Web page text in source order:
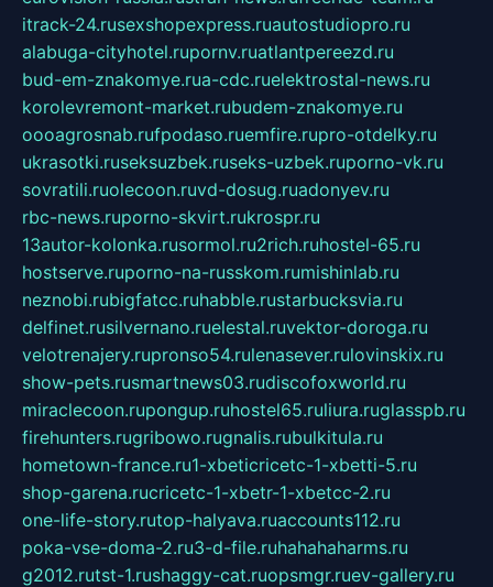
itrack-24.rusexshopexpress.ruautostudiopro.ru
alabuga-cityhotel.rupornv.ruatlantpereezd.ru
bud-em-znakomye.rua-cdc.ruelektrostal-news.ru
korolevremont-market.rubudem-znakomye.ru
oooagrosnab.rufpodaso.ruemfire.rupro-otdelky.ru
ukrasotki.ruseksuzbek.ruseks-uzbek.ruporno-vk.ru
sovratili.ruolecoon.ruvd-dosug.ruadonyev.ru
rbc-news.ruporno-skvirt.rukrospr.ru
13autor-kolonka.rusormol.ru2rich.ruhostel-65.ru
hostserve.ruporno-na-russkom.rumishinlab.ru
neznobi.rubigfatcc.ruhabble.rustarbucksvia.ru
delfinet.rusilvernano.ruelestal.ruvektor-doroga.ru
velotrenajery.rupronso54.rulenasever.rulovinskix.ru
show-pets.rusmartnews03.rudiscofoxworld.ru
miraclecoon.rupongup.ruhostel65.ruliura.ruglasspb.ru
firehunters.rugribowo.rugnalis.rubulkitula.ru
hometown-france.ru1-xbeticricetc-1-xbetti-5.ru
shop-garena.rucricetc-1-xbetr-1-xbetcc-2.ru
one-life-story.rutop-halyava.ruaccounts112.ru
poka-vse-doma-2.ru3-d-file.ruhahahaharms.ru
g2012.rutst-1.rushaggy-cat.ruopsmgr.ruev-gallery.ru